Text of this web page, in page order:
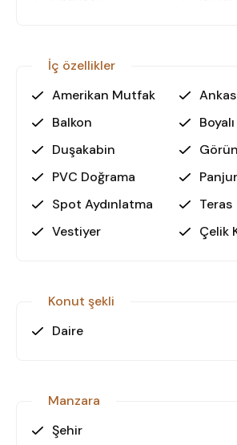
yatırımı yapmak isteyenler için
fırsat!
🏡 Bu eşsiz daireyi yerinde görmek
İç özellikler
Amerikan Mutfak
Balkon
Boyalı
Duşakabin
PVC Doğrama
Panjur
Spot Aydınlatma
Teras
Vestiyer
Çelik
Konut şekli
Daire
Manzara
Şehir